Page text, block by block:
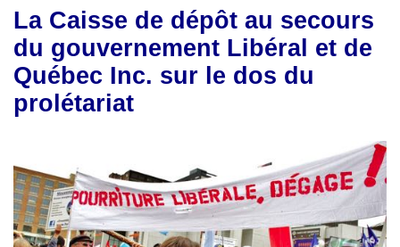
La Caisse de dépôt au secours
du gouvernement Libéral et de
Québec Inc. sur le dos du
prolétariat